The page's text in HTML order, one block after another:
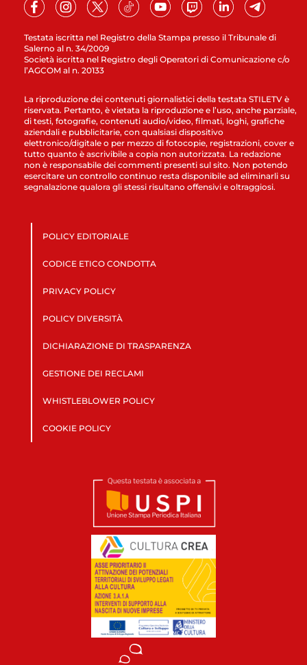
Testata iscritta nel Registro della Stampa presso il Tribunale di
Salerno al n. 34/2009
Società iscritta nel Registro degli Operatori di Comunicazione c/o
l’AGCOM al n. 20133
La riproduzione dei contenuti giornalistici della testata STILETV è
riservata. Pertanto, è vietata la riproduzione e l’uso, anche parziale,
di testi, fotografie, contenuti audio/video, filmati, loghi, grafiche
aziendali e pubblicitarie, con qualsiasi dispositivo
elettronico/digitale o per mezzo di fotocopie, registrazioni, cover e
tutto quanto è ascrivibile a copia non autorizzata. La redazione
non è responsabile dei commenti presenti sul sito. Non potendo
esercitare un controllo continuo resta disponibile ad eliminarli su
segnalazione qualora gli stessi risultano offensivi e oltraggiosi.
POLICY EDITORIALE
CODICE ETICO CONDOTTA
PRIVACY POLICY
POLICY DIVERSITÀ
DICHIARAZIONE DI TRASPARENZA
GESTIONE DEI RECLAMI
WHISTLEBLOWER POLICY
COOKIE POLICY